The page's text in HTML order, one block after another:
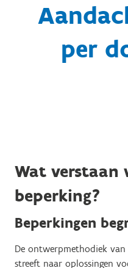
per
Wat verstaan
beperking?
Beperkingen
De ontwerpmethodiek
streeft naar oplossingen